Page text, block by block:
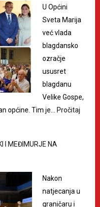
U Općini
Sveta Marija
već vlada
blagdansko
ozračje
ususret
blagdanu
Velike Gospe,
općine. Tim je…
Pročitaj
I MEĐIMURJE NA
Nakon
natjecanja u
graničaru i